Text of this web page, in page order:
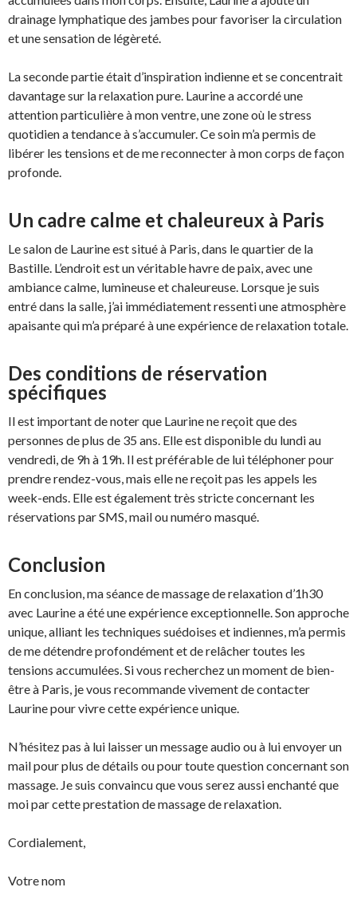
drainage lymphatique des jambes pour favoriser la circulation
et une sensation de légèreté.
La seconde partie était d’inspiration indienne et se concentrait
davantage sur la relaxation pure. Laurine a accordé une
attention particulière à mon ventre, une zone où le stress
quotidien a tendance à s’accumuler. Ce soin m’a permis de
libérer les tensions et de me reconnecter à mon corps de façon
profonde.
Un cadre calme et chaleureux à Paris
Le salon de Laurine est situé à Paris, dans le quartier de la
Bastille. L’endroit est un véritable havre de paix, avec une
ambiance calme, lumineuse et chaleureuse. Lorsque je suis
entré dans la salle, j’ai immédiatement ressenti une atmosphère
apaisante qui m’a préparé à une expérience de relaxation totale.
Des conditions de réservation
spécifiques
Il est important de noter que Laurine ne reçoit que des
personnes de plus de 35 ans. Elle est disponible du lundi au
vendredi, de 9h à 19h. Il est préférable de lui téléphoner pour
prendre rendez-vous, mais elle ne reçoit pas les appels les
week-ends. Elle est également très stricte concernant les
réservations par SMS, mail ou numéro masqué.
Conclusion
En conclusion, ma séance de massage de relaxation d’1h30
avec Laurine a été une expérience exceptionnelle. Son approche
unique, alliant les techniques suédoises et indiennes, m’a permis
de me détendre profondément et de relâcher toutes les
tensions accumulées. Si vous recherchez un moment de bien-
être à Paris, je vous recommande vivement de contacter
Laurine pour vivre cette expérience unique.
N’hésitez pas à lui laisser un message audio ou à lui envoyer un
mail pour plus de détails ou pour toute question concernant son
massage. Je suis convaincu que vous serez aussi enchanté que
moi par cette prestation de massage de relaxation.
Cordialement,
Votre nom